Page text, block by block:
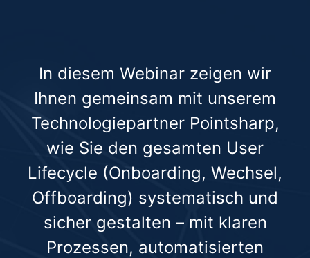
In diesem Webinar zeigen wir
Ihnen gemeinsam mit unserem
Technologiepartner Pointsharp,
wie Sie den gesamten User
Lifecycle (Onboarding, Wechsel,
Offboarding) systematisch und
sicher gestalten – mit klaren
Prozessen, automatisierten